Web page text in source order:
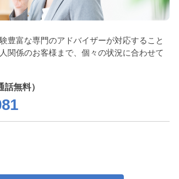
豊富な専門のアドバイザーが対応すること
関係のお客様まで、個々の状況に合わせて
無料）